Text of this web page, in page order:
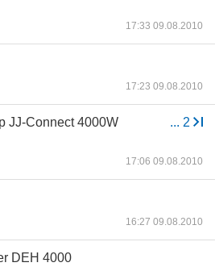
17:33 09.08.2010
17:23 09.08.2010
... 2
JJ-Connect 4000W
17:06 09.08.2010
16:27 09.08.2010
DEH 4000